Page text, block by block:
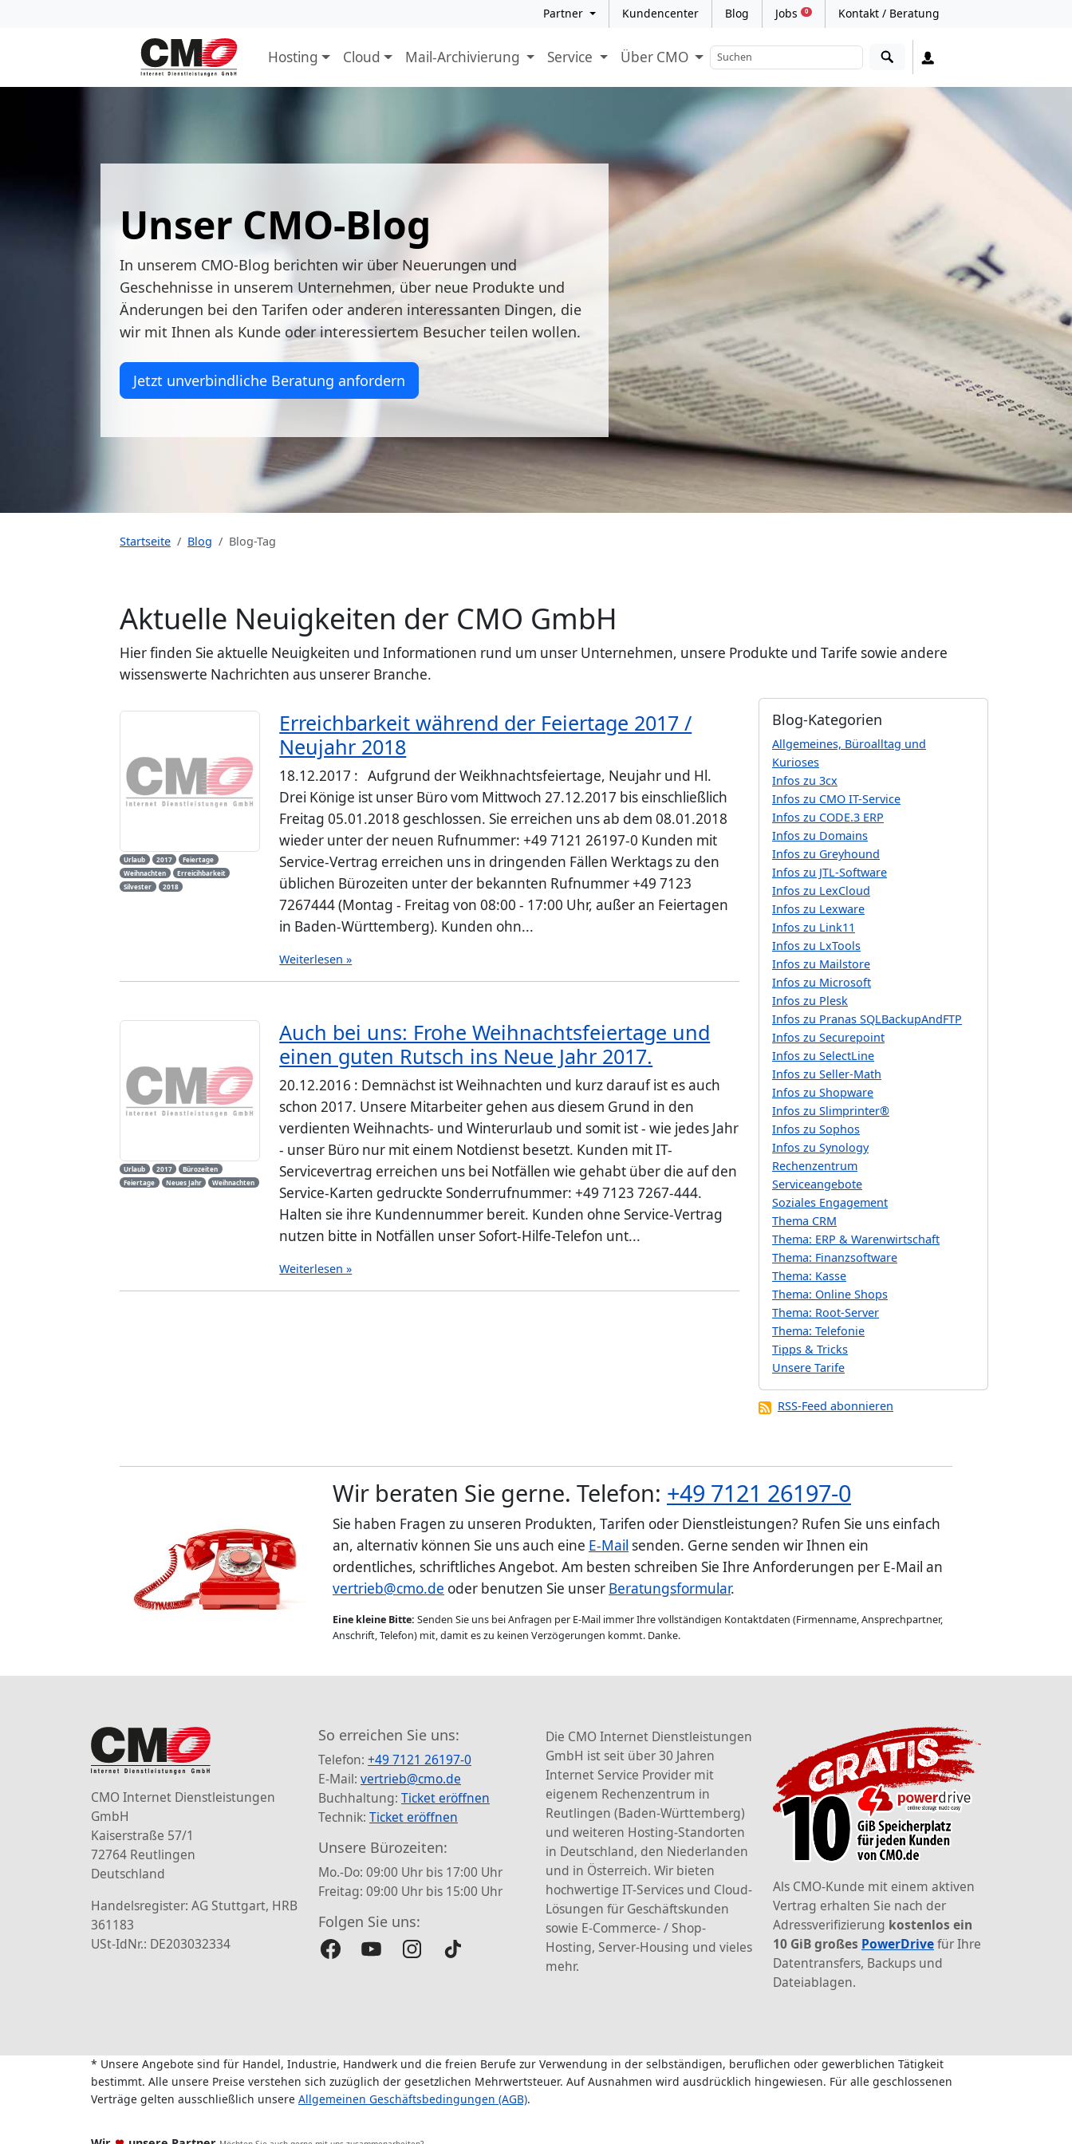
Partner Kundencenter Blog Jobs 0 Kontakt / Beratung
Hosting Cloud Mail-Archivierung Service Über CMO
Unser CMO-Blog
In unserem CMO-Blog berichten wir über Neuerungen und
Geschehnisse in unserem Unternehmen, über neue Produkte und
Änderungen bei den Tarifen oder anderen interessanten Dingen, die
wir mit Ihnen als Kunde oder interessiertem Besucher teilen wollen.
Jetzt unverbindliche Beratung anfordern
Startseite Blog Blog-Tag
Aktuelle Neuigkeiten der CMO GmbH
Hier finden Sie aktuelle Neuigkeiten und Informationen rund um unser Unternehmen, unsere Produkte und Tarife sowie andere
wissenswerte Nachrichten aus unserer Branche.
Urlaub 2017
Feiertage
Weihnachten
Erreicihbarkeit
Silvester
2018
Erreichbarkeit während der Feiertage 2017 /
Neujahr 2018
18.12.2017 : Aufgrund der Weikhnachtsfeiertage, Neujahr und Hl.
Drei Könige ist unser Büro vom Mittwoch 27.12.2017 bis einschließlich
Freitag 05.01.2018 geschlossen. Sie erreichen uns ab dem 08.01.2018
wieder unter der neuen Rufnummer: +49 7121 26197-0 Kunden mit
Service-Vertrag erreichen uns in dringenden Fällen Werktags zu den
üblichen Bürozeiten unter der bekannten Rufnummer +49 7123
7267444 (Montag - Freitag von 08:00 - 17:00 Uhr, außer an Feiertagen
in Baden-Württemberg). Kunden ohn...
Weiterlesen »
Urlaub 2017
Bürozeiten
Feiertage
Neues Jahr Weihnachten
Auch bei uns: Frohe Weihnachtsfeiertage und
einen guten Rutsch ins Neue Jahr 2017.
20.12.2016 : Demnächst ist Weihnachten und kurz darauf ist es auch
schon 2017. Unsere Mitarbeiter gehen aus diesem Grund in den
verdienten Weihnachts- und Winterurlaub und somit ist - wie jedes Jahr
- unser Büro nur mit einem Notdienst besetzt. Kunden mit IT-
Servicevertrag erreichen uns bei Notfällen wie gehabt über die auf den
Service-Karten gedruckte Sonderrufnummer: +49 7123 7267-444.
Halten sie ihre Kundennummer bereit. Kunden ohne Service-Vertrag
nutzen bitte in Notfällen unser Sofort-Hilfe-Telefon unt...
Weiterlesen »
Blog-Kategorien
Allgemeines, Büroalltag und
Kurioses
Infos zu 3cx
Infos zu CMO IT-Service
Infos zu CODE.3 ERP
Infos zu Domains
Infos zu Greyhound
Infos zu JTL-Software
Infos zu LexCloud
Infos zu Lexware
Infos zu Link11
Infos zu LxTools
Infos zu Mailstore
Infos zu Microsoft
Infos zu Plesk
Infos zu Pranas SQLBackupAndFTP
Infos zu Securepoint
Infos zu SelectLine
Infos zu Seller-Math
Infos zu Shopware
Infos zu Slimprinter®
Infos zu Sophos
Infos zu Synology
Rechenzentrum
Serviceangebote
Soziales Engagement
Thema CRM
Thema: ERP & Warenwirtschaft
Thema: Finanzsoftware
Thema: Kasse
Thema: Online Shops
Thema: Root-Server
Thema: Telefonie
Tipps & Tricks
Unsere Tarife
RSS-Feed abonnieren
Wir beraten Sie gerne. Telefon: +49 7121 26197-0
Sie haben Fragen zu unseren Produkten, Tarifen oder Dienstleistungen? Rufen Sie uns einfach
an, alternativ können Sie uns auch eine E-Mail senden. Gerne senden wir Ihnen ein
ordentliches, schriftliches Angebot. Am besten schreiben Sie Ihre Anforderungen per E-Mail an
vertrieb@cmo.de oder benutzen Sie unser Beratungsformular.
Eine kleine Bitte: Senden Sie uns bei Anfragen per E-Mail immer Ihre vollständigen Kontaktdaten (Firmenname, Ansprechpartner,
Anschrift, Telefon) mit, damit es zu keinen Verzögerungen kommt. Danke.
CMO Internet Dienstleistungen
GmbH
Kaiserstraße 57/1
72764 Reutlingen
Deutschland
Handelsregister: AG Stuttgart, HRB
361183
USt-IdNr.: DE203032334
So erreichen Sie uns:
Telefon: +49 7121 26197-0
E-Mail: vertrieb@cmo.de
Buchhaltung: Ticket eröffnen
Technik: Ticket eröffnen
Unsere Bürozeiten:
Mo.-Do: 09:00 Uhr bis 17:00 Uhr
Freitag: 09:00 Uhr bis 15:00 Uhr
Folgen Sie uns:
Die CMO Internet Dienstleistungen
GmbH ist seit über 30 Jahren
Internet Service Provider mit
eigenem Rechenzentrum in
Reutlingen (Baden-Württemberg)
und weiteren Hosting-Standorten
in Deutschland, den Niederlanden
und in Österreich. Wir bieten
hochwertige IT-Services und Cloud-
Lösungen für Geschäftskunden
sowie E-Commerce- / Shop-
Hosting, Server-Housing und vieles
mehr.
Als CMO-Kunde mit einem aktiven
Vertrag erhalten Sie nach der
Adressverifizierung kostenlos ein
10 GiB großes PowerDrivefür Ihre
Datentransfers, Backups und
Dateiablagen.
* Unsere Angebote sind für Handel, Industrie, Handwerk und die freien Berufe zur Verwendung in der selbständigen, beruflichen oder gewerblichen Tätigkeit
bestimmt. Alle unsere Preise verstehen sich zuzüglich der gesetzlichen Mehrwertsteuer. Auf Ausnahmen wird ausdrücklich hingewiesen. Für alle geschlossenen
Verträge gelten ausschließlich unsere Allgemeinen Geschäftsbedingungen (AGB).